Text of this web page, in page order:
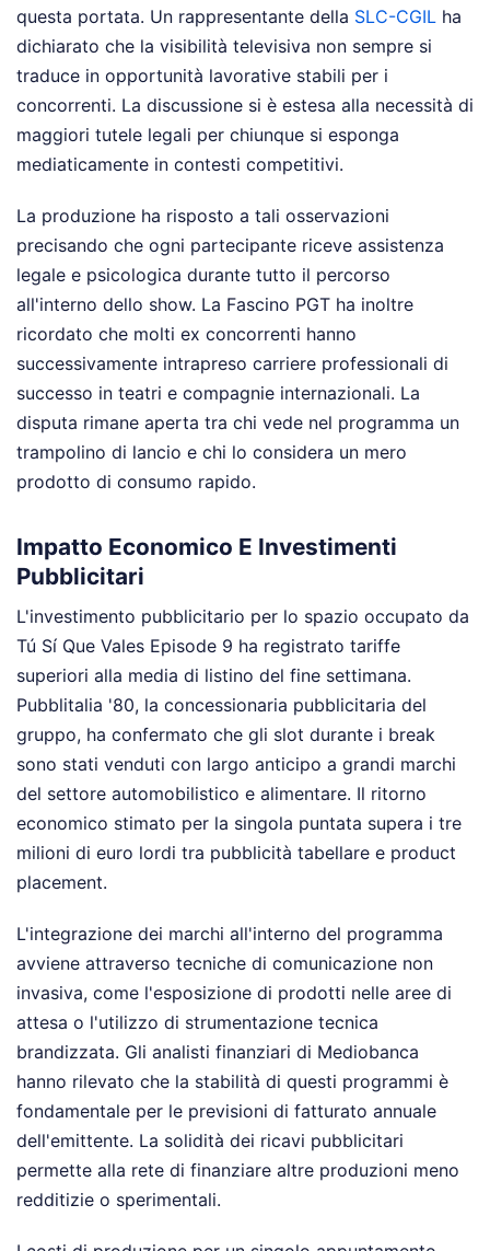
questa portata. Un rappresentante della SLC-CGIL ha
dichiarato che la visibilità televisiva non sempre si
traduce in opportunità lavorative stabili per i
concorrenti. La discussione si è estesa alla necessità di
maggiori tutele legali per chiunque si esponga
mediaticamente in contesti competitivi.
La produzione ha risposto a tali osservazioni
precisando che ogni partecipante riceve assistenza
legale e psicologica durante tutto il percorso
all'interno dello show. La Fascino PGT ha inoltre
ricordato che molti ex concorrenti hanno
successivamente intrapreso carriere professionali di
successo in teatri e compagnie internazionali. La
disputa rimane aperta tra chi vede nel programma un
trampolino di lancio e chi lo considera un mero
prodotto di consumo rapido.
Impatto Economico E Investimenti
Pubblicitari
L'investimento pubblicitario per lo spazio occupato da
Tú Sí Que Vales Episode 9 ha registrato tariffe
superiori alla media di listino del fine settimana.
Pubblitalia '80, la concessionaria pubblicitaria del
gruppo, ha confermato che gli slot durante i break
sono stati venduti con largo anticipo a grandi marchi
del settore automobilistico e alimentare. Il ritorno
economico stimato per la singola puntata supera i tre
milioni di euro lordi tra pubblicità tabellare e product
placement.
L'integrazione dei marchi all'interno del programma
avviene attraverso tecniche di comunicazione non
invasiva, come l'esposizione di prodotti nelle aree di
attesa o l'utilizzo di strumentazione tecnica
brandizzata. Gli analisti finanziari di Mediobanca
hanno rilevato che la stabilità di questi programmi è
fondamentale per le previsioni di fatturato annuale
dell'emittente. La solidità dei ricavi pubblicitari
permette alla rete di finanziare altre produzioni meno
redditizie o sperimentali.